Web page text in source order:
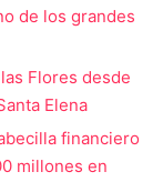
de los grandes
Flores desde
Elena
financiero
millones en